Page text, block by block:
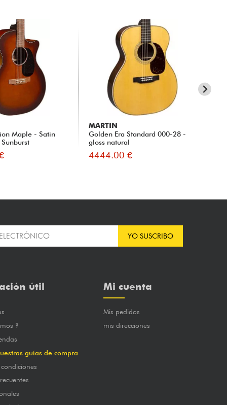
Maple - Satin
MARTIN
Golden Era Standard 000-28 -
gloss natural
4444.00 €
YO SUSCRIBO
útil
?
guías de compra
Mi cuenta
Mis pedidos
mis direcciones